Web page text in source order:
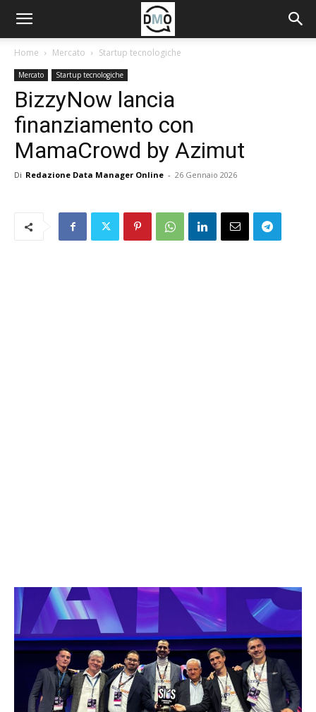
Home Mercato Startup tecnologiche
Mercato Startup tecnologiche
BizzyNow lancia
finanziamento con
MamaCrowd by Azimut
Di Redazione Data Manager Online - 26 Gennaio 2026